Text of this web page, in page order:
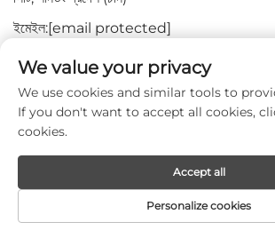
ইমেইল:[email protected]
টেল:+82-3180427370
ফোন: +86-15564344404
ওয়াটসঅ্যাপ:+82-1022396668
কপিরাইট © 2024 মেপ্রো মেডিকেল কো.,
We value your privacy
We use cookies and similar tools to
If you don't want to accept all cookies,
cookies.
Personalize cookies
Accept all